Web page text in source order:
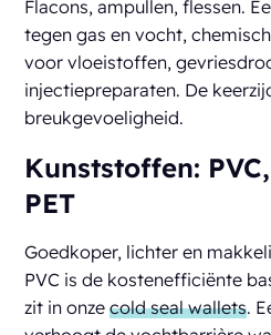
Flacons, ampullen, flessen.
tegen gas en vocht,
voor vloeistoffen,
injectiepreparaten. De
breukgevoeligheid.
Kunststoffen:
PET
Goedkoper, lichter en
PVC is de kostenefficiënte
zit in onzecold seal wallets.